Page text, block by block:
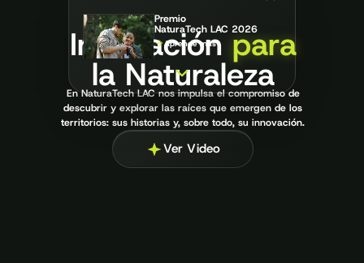
Innovación para
la Naturaleza
En NaturaTech LAC nos impulsa el compromiso de
descubrir y explorar las raíces que emergen de los
territorios: sus historias y, sobre todo, su innovación.
Ver Video
Premio
NaturaTech LAC 2026
Aprende más
Lola Cabnal en
Somos Raíces
Ver Video
Conoce más de
Natura 500
Ir a Natura 500